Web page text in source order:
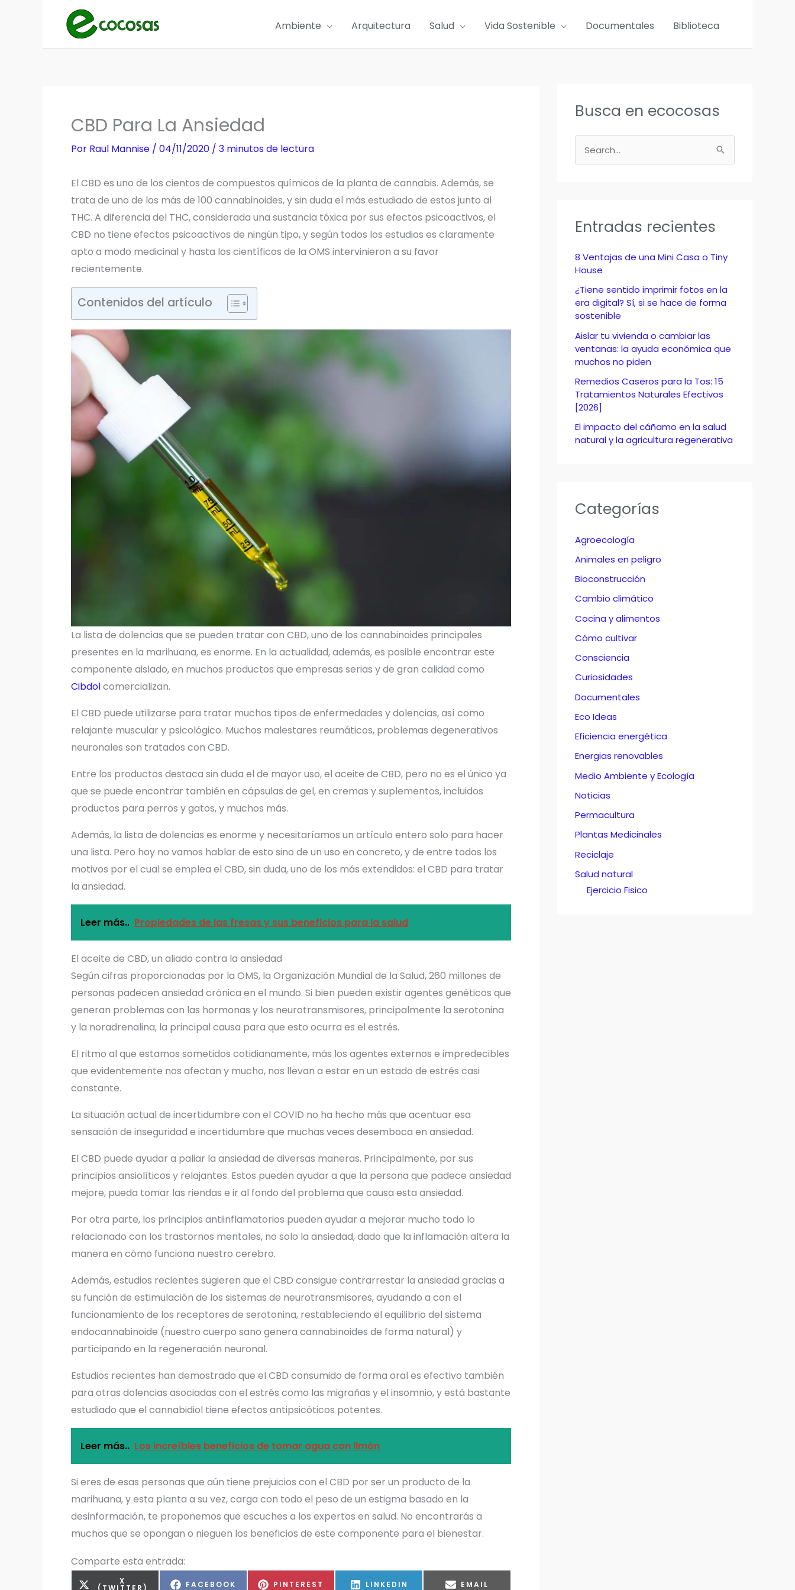
Ambiente Arquitectura Salud Vida Sostenible Documentales Biblioteca
CBD Para La Ansiedad
Por Raul Mannise / 04/11/2020 / 3 minutos de lectura
El CBD es uno de los cientos de compuestos químicos de la planta de cannabis. Además, se
trata de uno de los más de 100 cannabinoides, y sin duda el más estudiado de estos junto al
THC. A diferencia del THC, considerada una sustancia tóxica por sus efectos psicoactivos, el
CBD no tiene efectos psicoactivos de ningún tipo, y según todos los estudios es claramente
apto a modo medicinal y hasta los científicos de la OMS intervinieron a su favor
recientemente.
Contenidos del artículo
La lista de dolencias que se pueden tratar con CBD, uno de los cannabinoides principales
presentes en la marihuana, es enorme. En la actualidad, además, es posible encontrar este
componente aislado, en muchos productos que empresas serias y de gran calidad como
Cibdolcomercializan.
El CBD puede utilizarse para tratar muchos tipos de enfermedades y dolencias, así como
relajante muscular y psicológico. Muchos malestares reumáticos, problemas degenerativos
neuronales son tratados con CBD.
Entre los productos destaca sin duda el de mayor uso, el aceite de CBD, pero no es el único ya
que se puede encontrar también en cápsulas de gel, en cremas y suplementos, incluidos
productos para perros y gatos, y muchos más.
Además, la lista de dolencias es enorme y necesitaríamos un artículo entero solo para hacer
una lista. Pero hoy no vamos hablar de esto sino de un uso en concreto, y de entre todos los
motivos por el cual se emplea el CBD, sin duda, uno de los más extendidos: el CBD para tratar
la ansiedad.
Leer más.. Propiedades de las fresas y sus beneficios para la salud
El aceite de CBD, un aliado contra la ansiedad
Según cifras proporcionadas por la OMS, la Organización Mundial de la Salud, 260 millones de
personas padecen ansiedad crónica en el mundo. Si bien pueden existir agentes genéticos que
generan problemas con las hormonas y los neurotransmisores, principalmente la serotonina
y la noradrenalina, la principal causa para que esto ocurra es el estrés.
El ritmo al que estamos sometidos cotidianamente, más los agentes externos e impredecibles
que evidentemente nos afectan y mucho, nos llevan a estar en un estado de estrés casi
constante.
La situación actual de incertidumbre con el COVID no ha hecho más que acentuar esa
sensación de inseguridad e incertidumbre que muchas veces desemboca en ansiedad.
El CBD puede ayudar a paliar la ansiedad de diversas maneras. Principalmente, por sus
principios ansiolíticos y relajantes. Estos pueden ayudar a que la persona que padece ansiedad
mejore, pueda tomar las riendas e ir al fondo del problema que causa esta ansiedad.
Por otra parte, los principios antiinflamatorios pueden ayudar a mejorar mucho todo lo
relacionado con los trastornos mentales, no solo la ansiedad, dado que la inflamación altera la
manera en cómo funciona nuestro cerebro.
Además, estudios recientes sugieren que el CBD consigue contrarrestar la ansiedad gracias a
su función de estimulación de los sistemas de neurotransmisores, ayudando a con el
funcionamiento de los receptores de serotonina, restableciendo el equilibrio del sistema
endocannabinoide (nuestro cuerpo sano genera cannabinoides de forma natural) y
participando en la regeneración neuronal.
Estudios recientes han demostrado que el CBD consumido de forma oral es efectivo también
para otras dolencias asociadas con el estrés como las migrañas y el insomnio, y está bastante
estudiado que el cannabidiol tiene efectos antipsicóticos potentes.
Leer más.. Los increíbles beneficios de tomar agua con limón
Si eres de esas personas que aún tiene prejuicios con el CBD por ser un producto de la
marihuana, y esta planta a su vez, carga con todo el peso de un estigma basado en la
desinformación, te proponemos que escuches a los expertos en salud. No encontrarás a
muchos que se opongan o nieguen los beneficios de este componente para el bienestar.
Comparte esta entrada:
COMPARTIR
EN
X
(TWITTER) COMPARTIR
FACEBOOK COMPARTIR
PINTEREST COMPARTIR
LINKEDIN COMPARTIR
EMAIL
Busca en ecocosas
u
r
o
:
Entradas recientes
8 Ventajas de una Mini Casa o Tiny
House
¿Tiene sentido imprimir fotos en la
era digital? Sí, si se hace de forma
sostenible
Aislar tu vivienda o cambiar las
ventanas: la ayuda económica que
muchos no piden
Remedios Caseros para la Tos: 15
Tratamientos Naturales Efectivos
[2026]
El impacto del cáñamo en la salud
natural y la agricultura regenerativa
Categorías
Agroecología
Animales en peligro
Bioconstrucción
Cambio climático
Cocina y alimentos
Cómo cultivar
Consciencia
Curiosidades
Documentales
Eco Ideas
Eficiencia energética
Energias renovables
Medio Ambiente y Ecología
Noticias
Permacultura
Plantas Medicinales
Reciclaje
Salud natural
Ejercicio Fisico